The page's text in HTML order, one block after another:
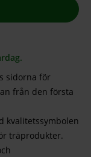
sidorna för
från den första
kvalitetssymbolen
träprodukter.